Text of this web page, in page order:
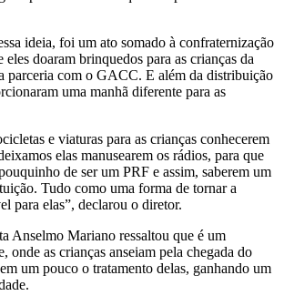
ideia, foi um ato somado à confraternização
doaram brinquedos para as crianças da
parceria com o GACC. E além da distribuição
uma manhã diferente para as
e viaturas para as crianças conhecerem
elas manusearem os rádios, para que
de ser um PRF e assim, saberem um
Tudo como uma forma de tornar a
para elas”, declarou o diretor.
Anselmo Mariano ressaltou que é um
onde as crianças anseiam pela chegada do
um pouco o tratamento delas, ganhando um